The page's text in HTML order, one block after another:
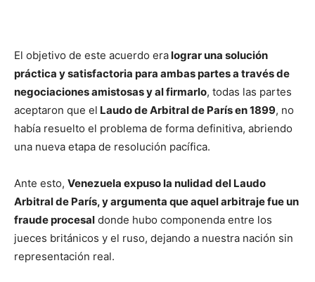
El objetivo de este acuerdo eralograr una solución
práctica y satisfactoria para ambas partes a través de
negociaciones amistosas y al firmarlo, todas las partes
aceptaron que el Laudo de Arbitral de París en 1899, no
había resuelto el problema de forma definitiva, abriendo
una nueva etapa de resolución pacífica.
Ante esto, Venezuela expuso la nulidad del Laudo
Arbitral de París, y argumenta que aquel arbitraje fue un
fraude procesal donde hubo componenda entre los
jueces británicos y el ruso, dejando a nuestra nación sin
representación real.